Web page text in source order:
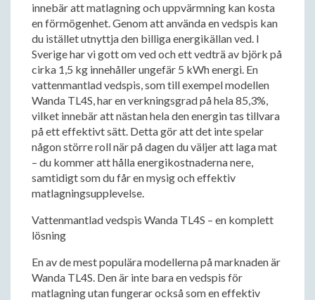
innebär att matlagning och uppvärmning kan kosta
en förmögenhet. Genom att använda en vedspis kan
du istället utnyttja den billiga energikällan ved. I
Sverige har vi gott om ved och ett vedträ av björk på
cirka 1,5 kg innehåller ungefär 5 kWh energi. En
vattenmantlad vedspis, som till exempel modellen
Wanda TL4S, har en verkningsgrad på hela 85,3%,
vilket innebär att nästan hela den energin tas tillvara
på ett effektivt sätt. Detta gör att det inte spelar
någon större roll när på dagen du väljer att laga mat
– du kommer att hålla energikostnaderna nere,
samtidigt som du får en mysig och effektiv
matlagningsupplevelse.
Vattenmantlad vedspis Wanda TL4S – en komplett
lösning
En av de mest populära modellerna på marknaden är
Wanda TL4S. Den är inte bara en vedspis för
matlagning utan fungerar också som en effektiv